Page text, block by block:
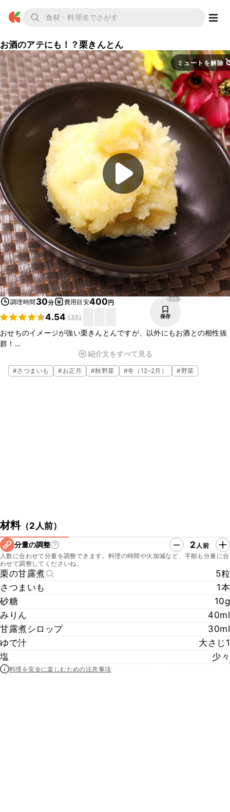
お酒のアテにも！？栗きんとん
ミュートを解除
調理時間 30分 費用目安400円
4.54 ( 35)
1057
保存
おせちのイメージが強い栗きんとんですが、以外にもお酒との相性抜
群！
１口食べれば、さつまいと栗の甘さが口いっぱいに広がり、思わず食
べる手が止まりません。
お茶やお酒を片手に、甘く濃厚な栗きんとんをお楽しみ下さい♪
紹介文をすべて見る
#さつまいも #お正月 #秋野菜 #冬（12–2月） #野菜
材料（2人前）
分量の調整 2 人前
人数に合わせて分量を調整できます。料理の時間や火加減など、手順も分量に合
わせて調整してくださいね。
栗の甘露煮
5粒
さつまいも
1本
砂糖
10g
みりん
40ml
甘露煮シロップ
30ml
ゆで汁
大さじ1
塩
少々
料理を安全に楽しむための注意事項